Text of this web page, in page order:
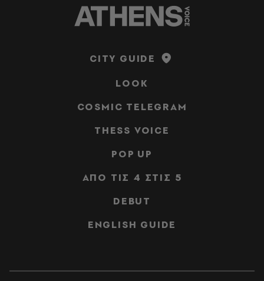
CITY GUIDE
LOOK
COSMIC TELEGRAM
THESS VOICE
POP UP
ΑΠΟ ΤΙΣ 4 ΣΤΙΣ 5
DEBUT
ENGLISH GUIDE